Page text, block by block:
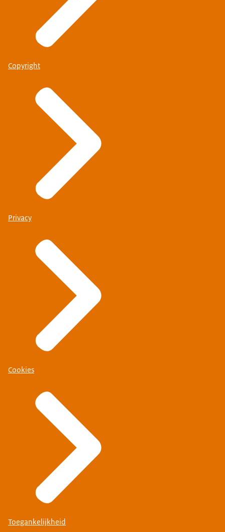
Copyright
Privacy
Cookies
Toegankelijkheid